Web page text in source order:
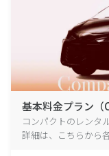
基本料金プラン（
コンパクトのレンタ
詳細は、こちらから